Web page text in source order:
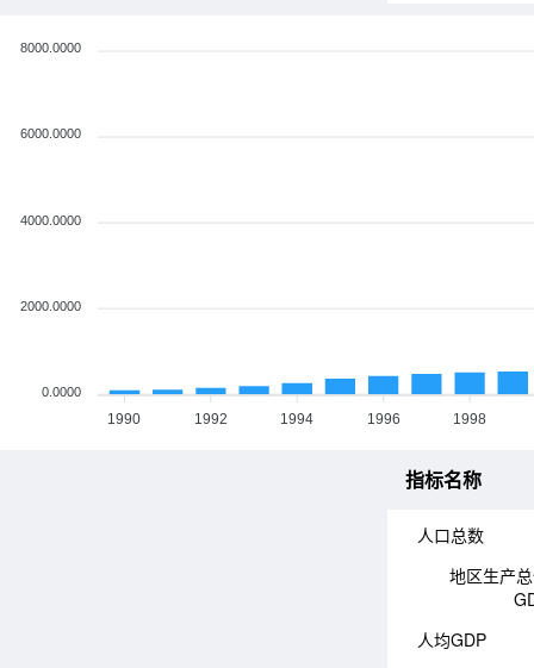
1990 1992 1994 1996 1998
8000.0000
6000.0000
4000.0000
2000.0000
0.0000
指标名称
人口总数
地区生产
人均GDP